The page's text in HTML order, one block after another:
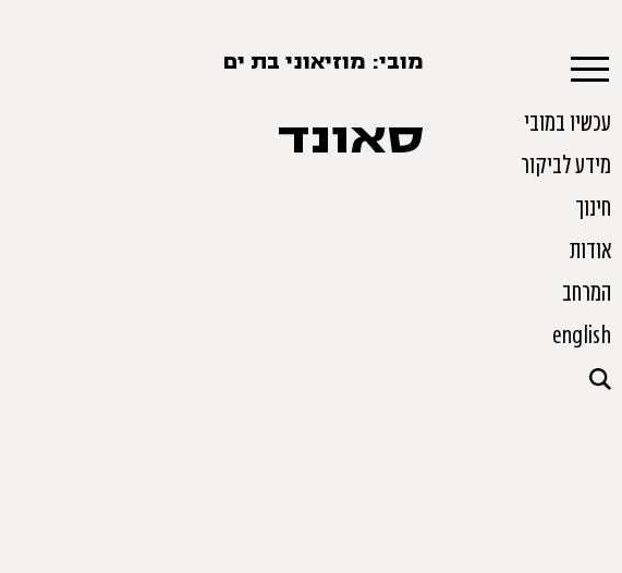
עכשיו במובי
מידע לביקור
חינוך
אודות
המרחב
english
מובי: מוזיאוני בת ים
סאונד